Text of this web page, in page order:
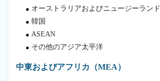
オーストラリアおよびニュージーランド
韓国
ASEAN
その他のアジア太平洋
中東およびアフリカ（MEA）